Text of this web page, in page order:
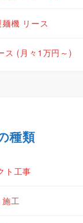
機 リース
ス (月々1万円～)
種類
ト工事
工